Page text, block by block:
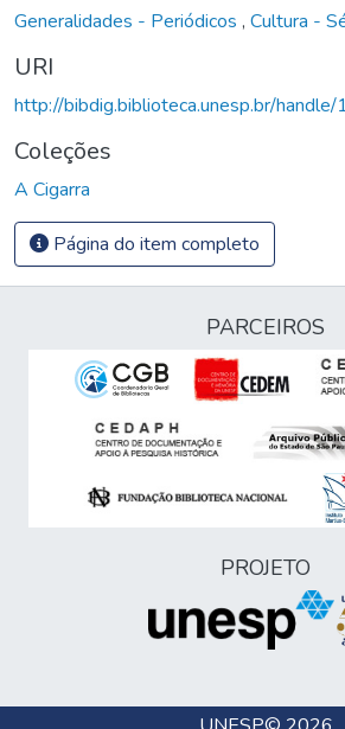
Generalidades - Periódicos , Cultura -
URI
http://bibdig.biblioteca.unesp.br/
Coleções
A Cigarra
Página do item completo
PARCEIROS
PROJETO